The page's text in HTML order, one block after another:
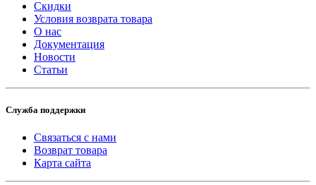
Скидки
Условия возврата товара
О нас
Документация
Новости
Статьи
Служба поддержки
Связаться с нами
Возврат товара
Карта сайта